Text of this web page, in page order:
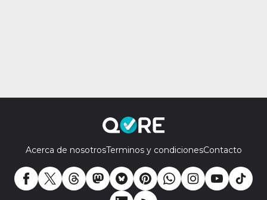
Acerca de nosotrosTerminos y condicionesContacto